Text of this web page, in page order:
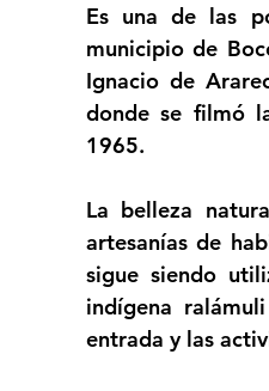
Es una de las
municipio de
Ignacio de
donde se filmó
1965.
La belleza
artesanías de
sigue siendo
indígena
entrada y las